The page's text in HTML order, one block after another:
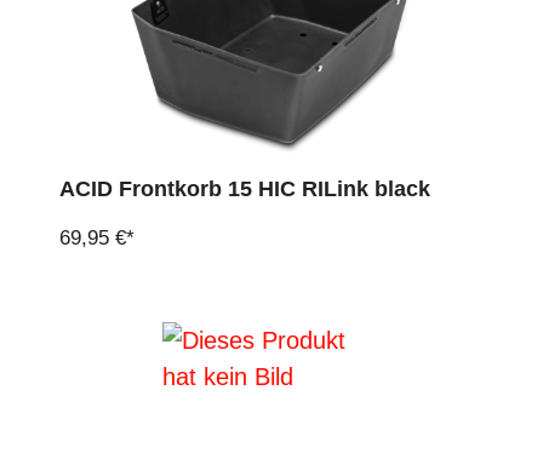
ACID Frontkorb 15 HIC RILink black
69,95 €*